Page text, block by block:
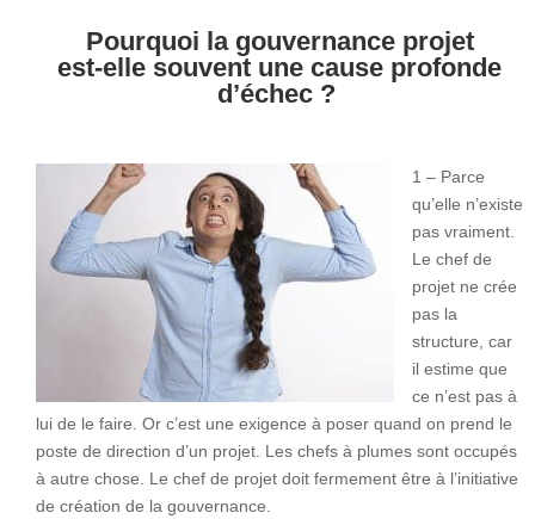
Pourquoi la gouvernance projet
est-elle souvent une cause profonde
d’échec ?
1 – Parce
qu’elle n’existe
pas vraiment.
Le chef de
projet ne crée
pas la
structure, car
il estime que
ce n’est pas à
lui de le faire. Or c’est une exigence à poser quand on prend le
poste de direction d’un projet. Les chefs à plumes sont occupés
à autre chose. Le chef de projet doit fermement être à l’initiative
de création de la gouvernance.